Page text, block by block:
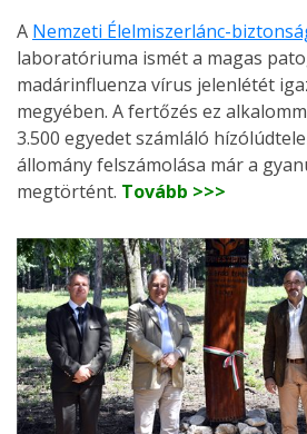
A Nemzeti Élelmiszerlánc-
laboratóriuma ismét a magas
madárinfluenza vírus jelenlétét
megyében. A fertőzés ez
3.500 egyedet számláló
állomány felszámolása már a
megtörtént. Tovább >>>